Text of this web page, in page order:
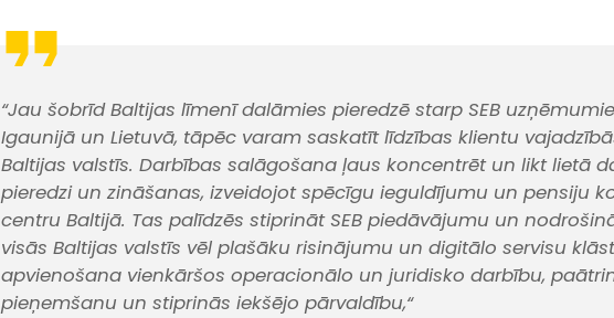
“Jau šobrīd Baltijas līmenī dalāmies pieredzē starp SEB
Igaunijā un Lietuvā, tāpēc varam saskatīt līdzības klientu
Baltijas valstīs. Darbības salāgošana ļaus koncentrēt un likt lietā
pieredzi un zināšanas, izveidojot spēcīgu ieguldījumu un pensiju
centru Baltijā. Tas palīdzēs stiprināt SEB piedāvājumu un
visās Baltijas valstīs vēl plašāku risinājumu un digitālo servisu
apvienošana vienkāršos operacionālo un juridisko darbību,
pieņemšanu un stiprinās iekšējo pārvaldību,“